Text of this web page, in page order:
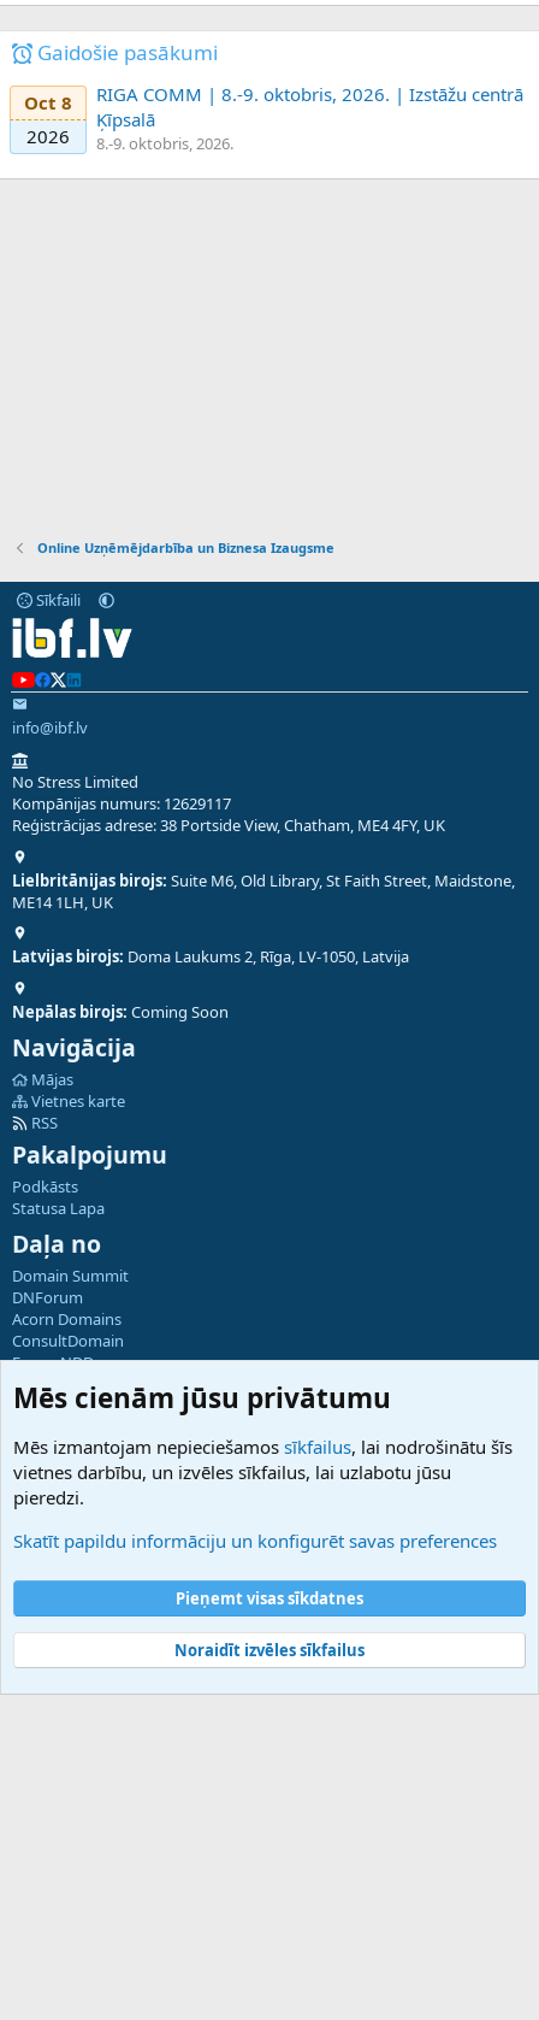
Gaidošie pasākumi
Oct 8
2026
RIGA COMM | 8.-9. oktobris, 2026. | Izstāžu centrā
Ķīpsalā
8.-9. oktobris, 2026.
Online Uzņēmējdarbība un Biznesa Izaugsme
Sīkfaili
info@ibf.lv
No Stress Limited
Kompānijas numurs: 12629117
Reģistrācijas adrese: 38 Portside View, Chatham, ME4 4FY, UK
Lielbritānijas birojs: Suite M6, Old Library, St Faith Street, Maidstone,
ME14 1LH, UK
Latvijas birojs: Doma Laukums 2, Rīga, LV-1050, Latvija
Nepālas birojs: Coming Soon
Navigācija
Mājas
Vietnes karte
RSS
Pakalpojumu
Podkāsts
Statusa Lapa
Daļa no
Domain Summit
DNForum
Acorn Domains
ConsultDomain
ForumNDD
Domainforum.ro
27.be
Hostmaria
Atbalsts
Palīdzība
Noteikumi un nosacījumi
Privātuma politika
Community platform by XenForo® © 2010-2025 XenForo Ltd.
Mēs cienām jūsu privātumu
Mēs izmantojam nepieciešamos sīkfailus, lai nodrošinātu šīs
vietnes darbību, un izvēles sīkfailus, lai uzlabotu jūsu
pieredzi.
Skatīt papildu informāciju un konfigurēt savas preferences
Pieņemt visas sīkdatnes
Noraidīt izvēles sīkfailus